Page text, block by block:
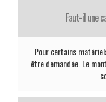
Faut-il une
Pour certains
être demandée. Le